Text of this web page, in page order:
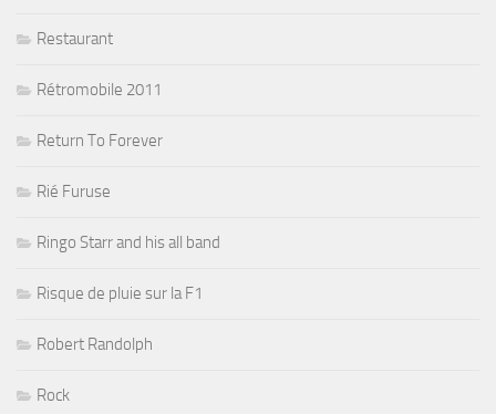
Restaurant
Rétromobile 2011
Return To Forever
Rié Furuse
Ringo Starr and his all band
Risque de pluie sur la F1
Robert Randolph
Rock